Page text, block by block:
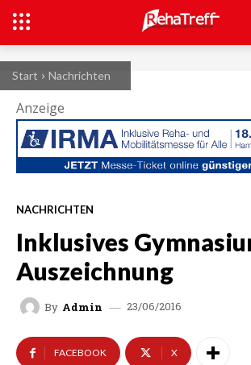
Start Nachrichten
Anzeige
NACHRICHTEN
Inklusives
Auszeichnung
By Admin 23/06/2016
FACEBOOK X